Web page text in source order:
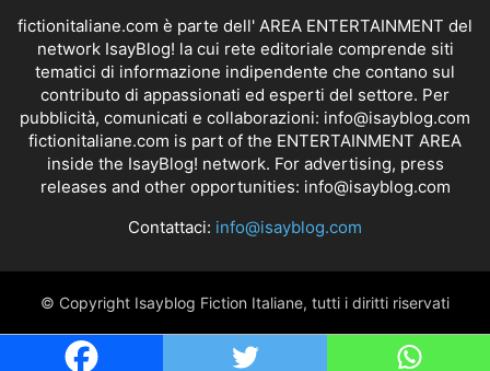
fictionitaliane.com è parte dell' AREA ENTERTAINMENT del
network IsayBlog! la cui rete editoriale comprende siti
tematici di informazione indipendente che contano sul
contributo di appassionati ed esperti del settore. Per
pubblicità, comunicati e collaborazioni: info@isayblog.com
fictionitaliane.com is part of the ENTERTAINMENT AREA
inside the IsayBlog! network. For advertising, press
releases and other opportunities: info@isayblog.com
Contattaci: info@isayblog.com
© Copyright Isayblog Fiction Italiane, tutti i diritti riservati